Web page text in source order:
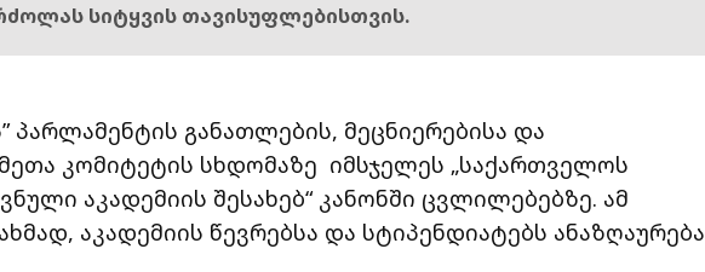
სიტყვის თავისუფლებისთვის.
პარლამენტის განათლების, მეცნიერებისა და
კომიტეტის სხდომაზე იმსჯელეს „საქართველოს
აკადემიის შესახებ“ კანონში ცვლილებებზე. ამ
აკადემიის წევრებსა და სტიპენდიატებს ანაზღაურება